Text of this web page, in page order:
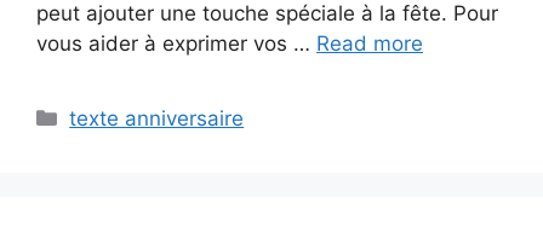
peut ajouter une touche spéciale à la fête. Pour
vous aider à exprimer vos … Read more
Categories
texte anniversaire